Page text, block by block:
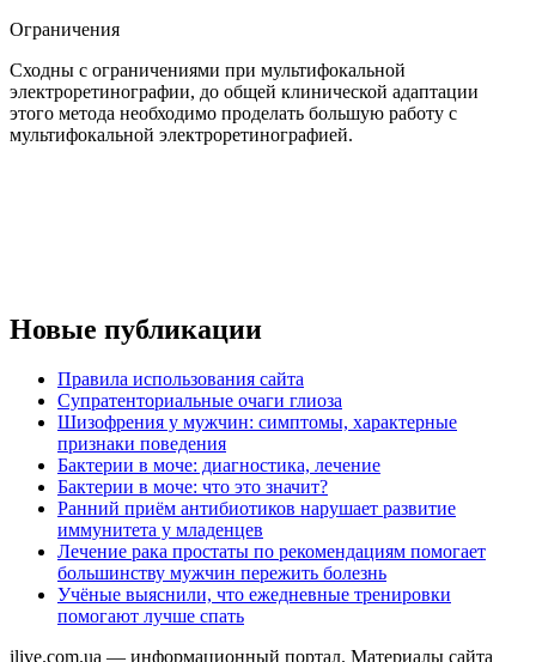
Ограничения
Сходны с ограничениями при мультифокальной
электроретинографии, до общей клинической адаптации
этого метода необходимо проделать большую работу с
мультифокальной электроретинографией.
Новые публикации
Правила использования сайта
Супратенториальные очаги глиоза
Шизофрения у мужчин: симптомы, характерные
признаки поведения
Бактерии в моче: диагностика, лечение
Бактерии в моче: что это значит?
Ранний приём антибиотиков нарушает развитие
иммунитета у младенцев
Лечение рака простаты по рекомендациям помогает
большинству мужчин пережить болезнь
Учёные выяснили, что ежедневные тренировки
помогают лучше спать
ilive.com.ua — информационный портал. Материалы сайта